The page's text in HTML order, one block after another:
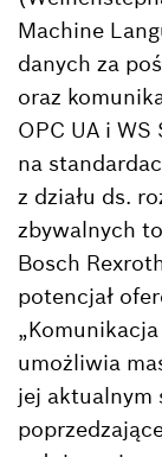
Machine
danych za
oraz
OPC UA i
na
z działu ds.
zbywalnych
Bosch
potencjał
umożliwia
jej aktualnym